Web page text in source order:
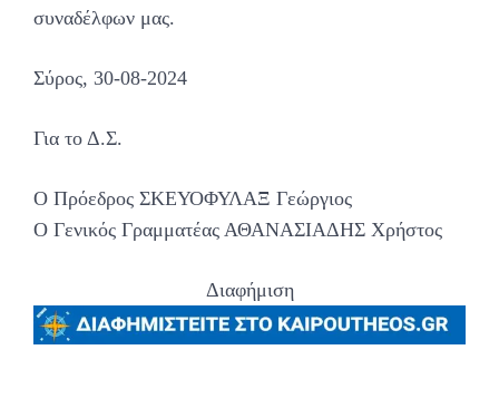
συναδέλφων μας.
Σύρος, 30-08-2024
Για το Δ.Σ.
Ο Πρόεδρος ΣΚΕΥΟΦΥΛΑΞ Γεώργιος
Ο Γενικός Γραμματέας ΑΘΑΝΑΣΙΑΔΗΣ Χρήστος
Διαφήμιση